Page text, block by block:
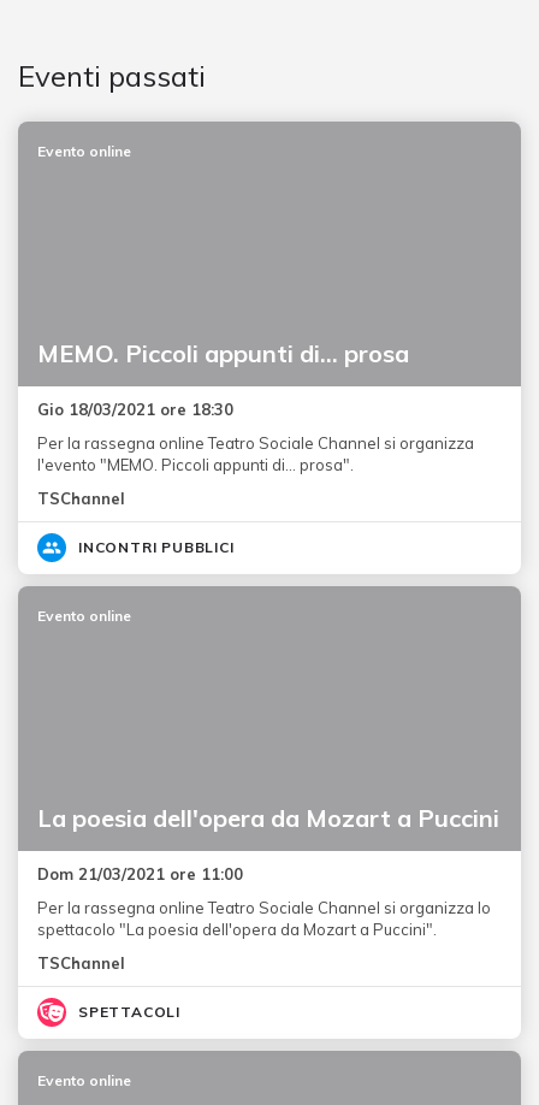
Eventi passati
MEMO. Piccoli appunti di… prosa
Evento online
Gio 18/03/2021 ore 18:30
Per la rassegna online Teatro Sociale Channel si organizza
l'evento "MEMO. Piccoli appunti di… prosa".
TSChannel
INCONTRI PUBBLICI
La poesia dell'opera da Mozart a Puccini
Evento online
Dom 21/03/2021 ore 11:00
Per la rassegna online Teatro Sociale Channel si organizza lo
spettacolo "La poesia dell'opera da Mozart a Puccini".
TSChannel
SPETTACOLI
Evento online